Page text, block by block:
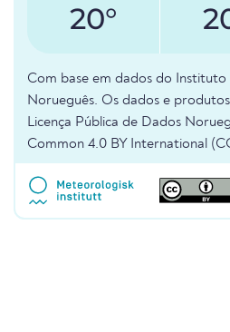
20°
Com base em dados do
Norueguês. Os dados e
Licença Pública de Dados
Common 4.0 BY International